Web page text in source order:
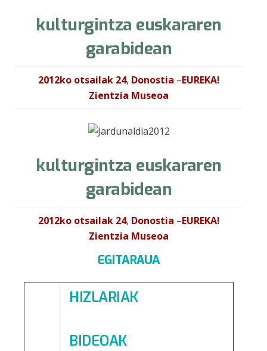
kulturgintza euskararen
garabidean
2012ko otsailak 24, Donostia –EUREKA!
Zientzia Museoa
kulturgintza euskararen
garabidean
2012ko otsailak 24, Donostia –EUREKA!
Zientzia Museoa
EGITARAUA
HIZLARIAK
BIDEOAK